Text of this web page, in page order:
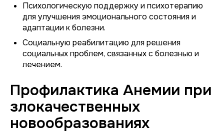
Психологическую поддержку и психотерапию
для улучшения эмоционального состояния и
адаптации к болезни.
Социальную реабилитацию для решения
социальных проблем, связанных с болезнью и
лечением.
Профилактика Анемии при
злокачественных
новообразованиях